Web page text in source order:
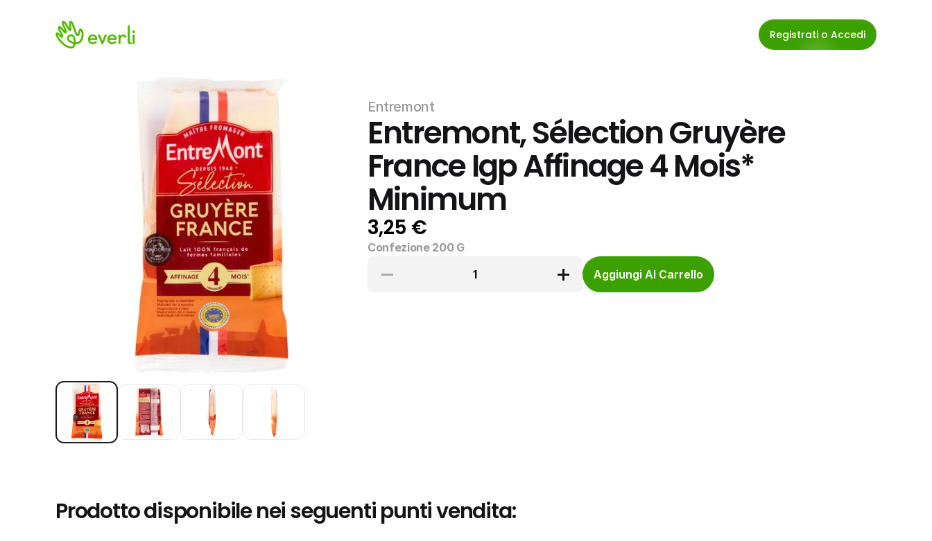
Registrati o Accedi
Entremont
Entremont, Sélection Gruyère
France Igp Affinage 4 Mois*
Minimum
3,25 €
Confezione 200 G
1
Aggiungi Al Carrello
Prodotto disponibile nei seguenti punti vendita: